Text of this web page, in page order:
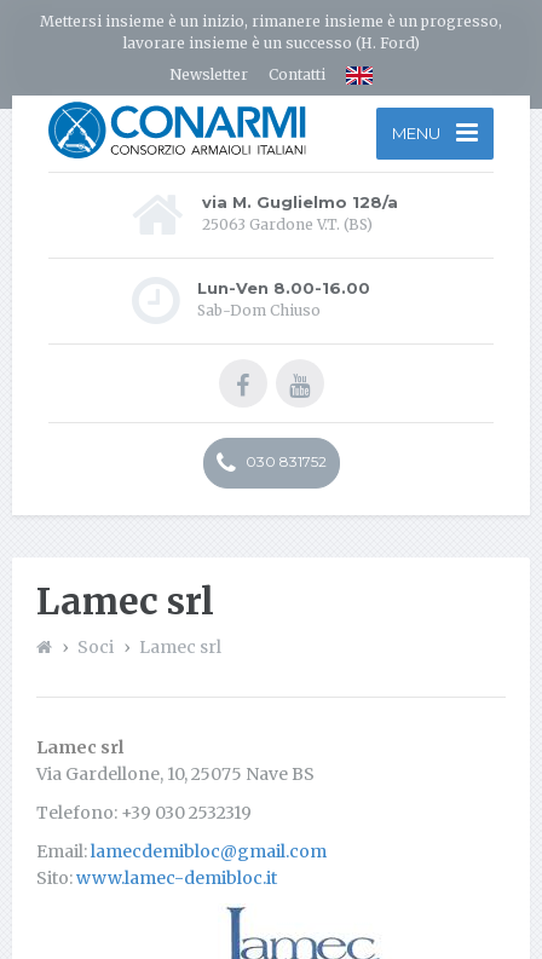
Mettersi insieme è un inizio, rimanere insieme è un progresso,
lavorare insieme è un successo (H. Ford)
Newsletter
Contatti
MENU
via M. Guglielmo 128/a
25063 Gardone V.T. (BS)
Lun-Ven 8.00-16.00
Sab-Dom Chiuso
030 831752
Lamec srl
Soci Lamec srl
Lamec srl
Via Gardellone, 10, 25075 Nave BS
Telefono: +39 030 2532319
Email:lamecdemibloc@gmail.com
Sito:www.lamec-demibloc.it